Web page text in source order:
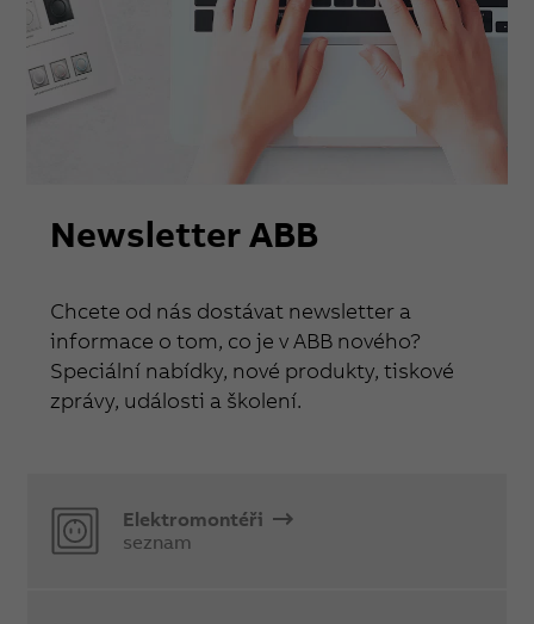
Newsletter ABB
Chcete od nás dostávat newsletter a
informace o tom, co je v ABB nového?
Speciální nabídky, nové produkty, tiskové
zprávy, události a školení.
Elektromontéři
seznam